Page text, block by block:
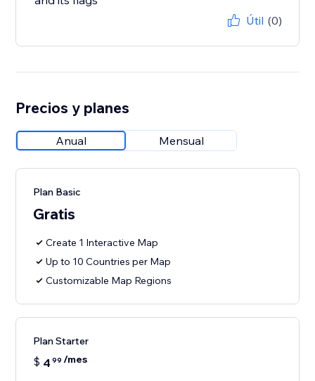
Útil (0)
Precios y planes
Anual Mensual
Plan Basic
Gratis
Create 1 Interactive Map
Up to 10 Countries per Map
Customizable Map Regions
Plan Starter
$ 4 99 /mes